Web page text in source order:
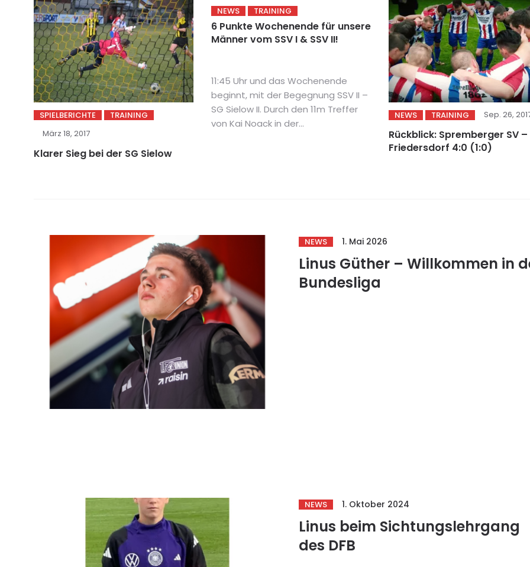
SPIELBERICHTE
TRAINING
März 18, 2017
Klarer Sieg bei der SG Sielow
NEWS TRAINING
6 Punkte Wochenende für unsere
Männer vom SSV I & SSV II!
11:45 Uhr und das Wochenende
beginnt, mit der Begegnung SSV II –
SG Sielow II. Durch den 11m Treffer
von Kai Noack in der...
NEWS TRAINING Sep. 26,
Rückblick: Spremberger SV –
Friedersdorf 4:0 (1:0)
NEWS 1. Mai 2026
Linus Güther – Willkommen in
Bundesliga
NEWS 1. Oktober 2024
Linus beim Sichtungslehrgang
des DFB